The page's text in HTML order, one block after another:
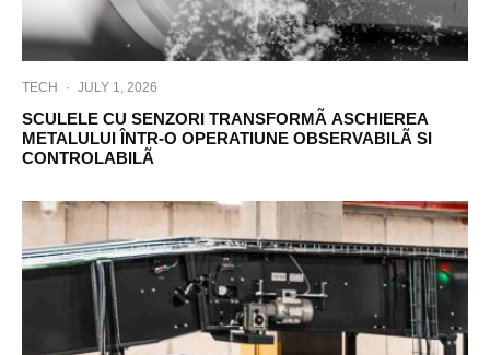
TECH · JULY 1, 2026
SCULELE CU SENZORI TRANSFORMÃ ASCHIEREA
METALULUI ÎNTR-O OPERATIUNE OBSERVABILÃ SI
CONTROLABILÃ